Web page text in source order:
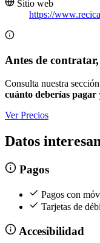
Sitio web
https://
Antes de
Consulta nuestra
cuánto deberías pagar
Ver Precios
Datos
Pagos
Pagos con
Tarjetas de
Accesibilidad